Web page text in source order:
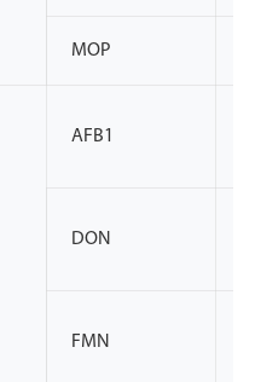
MOP
AFB1
DON
FMN